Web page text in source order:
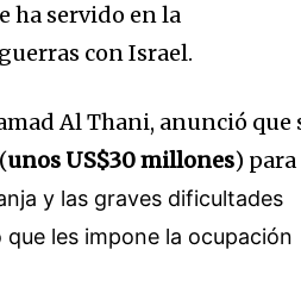
ha servido en la
con Israel.
Al Thani, anunció que
unos US$30 millones) para
y las graves dificultades
les impone la ocupación